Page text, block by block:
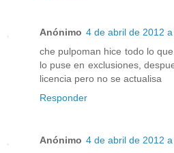
Anónimo 4 de abril de 2012 a
che pulpoman hice todo lo
lo puse en exclusiones,
licencia pero no se actualisa
Responder
Anónimo 4 de abril de 2012 a